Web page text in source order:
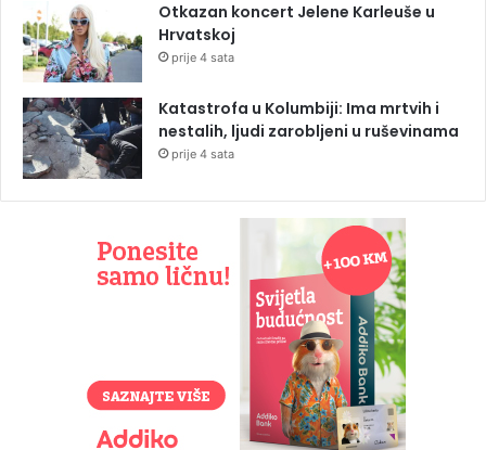
Otkazan koncert Jelene Karleuše u
Hrvatskoj
prije 4 sata
Katastrofa u Kolumbiji: Ima mrtvih i
nestalih, ljudi zarobljeni u ruševinama
prije 4 sata